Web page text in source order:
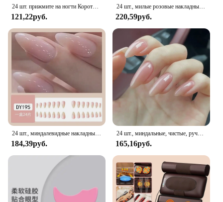
24 шт. прижмите на ногти Короткие миндаль розовый конфеты цвет белый градиент искусственные ногти для девушек матерей женщин милый подарок
121,22руб.
24 шт., милые розовые накладные ногти с бантом и сердечками, милые накладные ногти, миндалевидные съемные французские накладные ногти, полное покрытие, советы по дизайну ногтей
220,59руб.
24 шт., миндалевидные накладные ногти, милая клубника с французским дизайном, простые белые носимые накладные ногти, украшение, пресс на кончиках ногтей, искусство
184,39руб.
24 шт., миндальные, чистые, ручной работы, накладные ногти, полное покрытие, бабочка, французский жемчуг, бриллиант, накладные ногти, носимые маникюрные типсы, искусство
165,16руб.